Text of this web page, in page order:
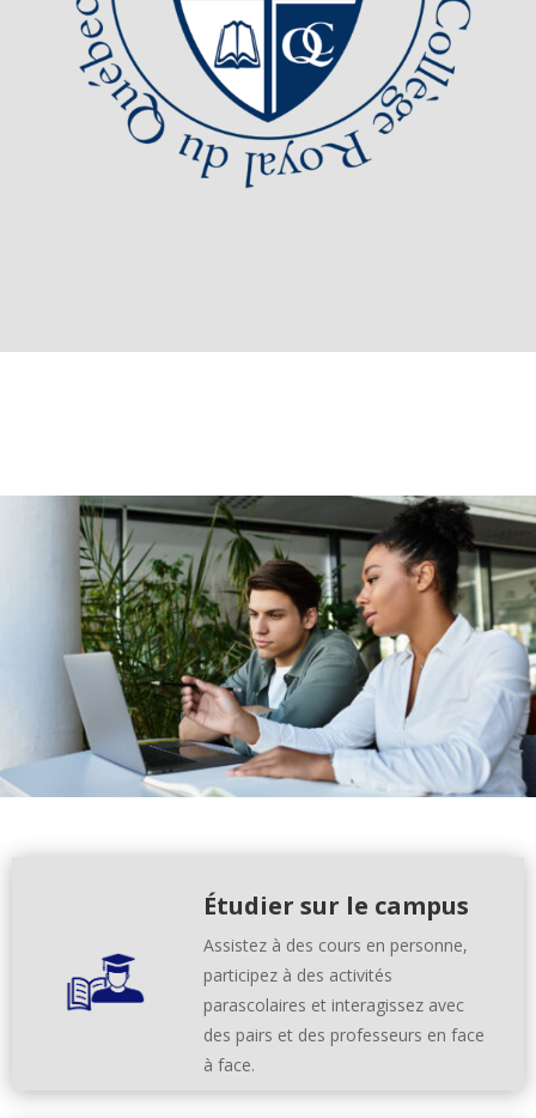
Étudier sur le campus
Assistez à des cours en personne,
participez à des activités
parascolaires et interagissez avec
des pairs et des professeurs en face
à face.